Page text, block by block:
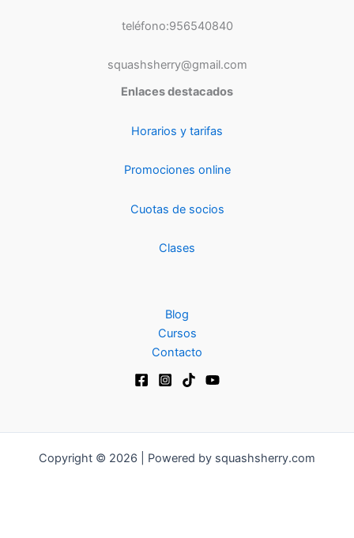
teléfono:956540840
squashsherry@gmail.com
Enlaces destacados
Horarios y tarifas
Promociones online
Cuotas de socios
Clases
Blog
Cursos
Contacto
Copyright © 2026 | Powered by squashsherry.com